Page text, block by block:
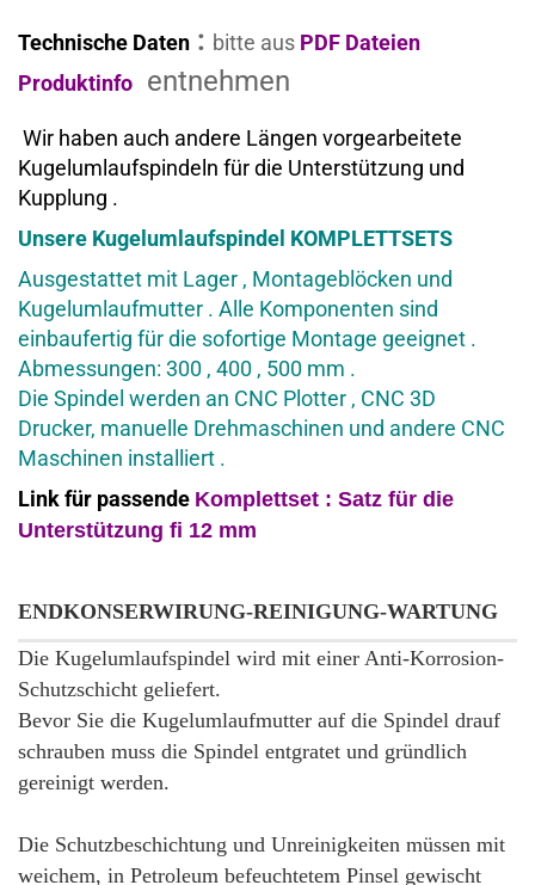
Technische Daten : bitte aus PDF Dateien
Produktinfo
entnehmen
Wir haben auch andere Längen vorgearbeitete
Kugelumlaufspindeln für die Unterstützung und
Kupplung .
Unsere Kugelumlaufspindel KOMPLETTSETS
Ausgestattet mit Lager , Montageblöcken und
Kugelumlaufmutter . Alle Komponenten sind
einbaufertig für die sofortige Montage geeignet .
Abmessungen: 300 , 400 , 500 mm .
Die Spindel werden an CNC Plotter , CNC 3D
Drucker, manuelle Drehmaschinen und andere CNC
Maschinen installiert .
Link für passende Komplettset : Satz für die
Unterstützung fi 12 mm
ENDKONSERWIRUNG-REINIGUNG-WARTUNG
Die Kugelumlaufspindel wird mit einer Anti-Korrosion-
Schutzschicht geliefert.
Bevor Sie die Kugelumlaufmutter auf die Spindel drauf
schrauben muss die Spindel entgratet und gründlich
gereinigt werden.
Die Schutzbeschichtung und Unreinigkeiten müssen mit
weichem, in Petroleum befeuchtetem Pinsel gewischt